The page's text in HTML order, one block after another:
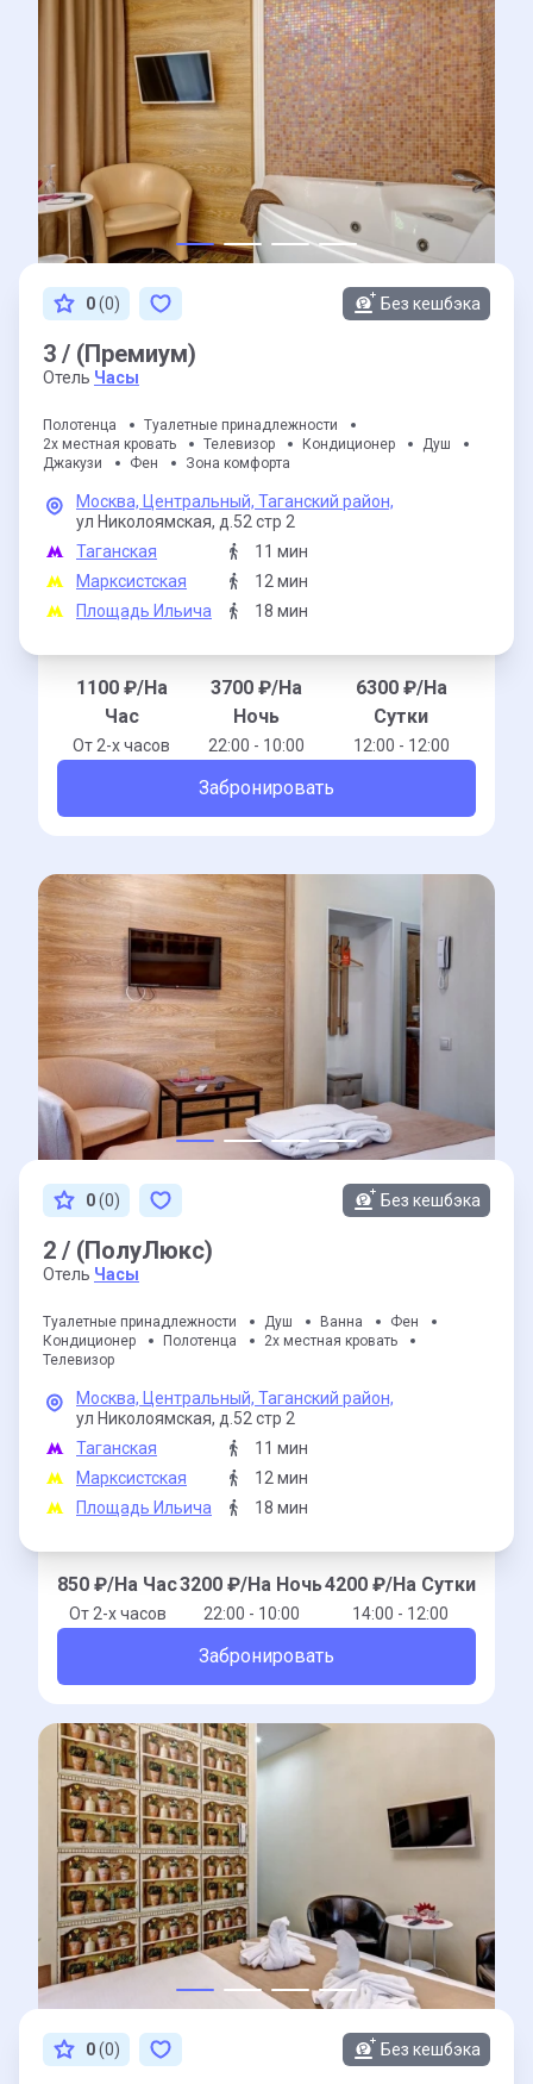
0(0) Без кешбэка
3 / (Премиум)
Отель Часы
Полотенца
Туалетные принадлежности
2х местная кровать
Телевизор Кондиционер
Душ
Джакузи
Фен Зона комфорта
Москва, Центральный, Таганский район,
ул Николоямская, д.52 стр 2
Таганская
11 мин
Марксистская
12 мин
Площадь Ильича
18 мин
1100₽/На
Час
От 2-x часов
3700 ₽/На
Ночь
22:00 - 10:00
6300₽/На
Сутки
12:00 - 12:00
Забронировать
0(0) Без кешбэка
2 / (ПолуЛюкс)
Отель Часы
Туалетные принадлежности Душ Ванна
Фен
Кондиционер
Полотенца
2х местная кровать
Телевизор
Москва, Центральный, Таганский район,
ул Николоямская, д.52 стр 2
Таганская
11 мин
Марксистская
12 мин
Площадь Ильича
18 мин
850 ₽/На Час
От 2-x часов
3200 ₽/На Ночь
22:00 - 10:00
4200 ₽/На Сутки
14:00 - 12:00
Забронировать
0(0) Без кешбэка